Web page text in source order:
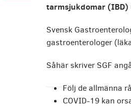
tarmsjukdomar (IBD)
Svensk
gastroenterologer
Såhär skriver SGF
Följ de allmänna
COVID-19 kan